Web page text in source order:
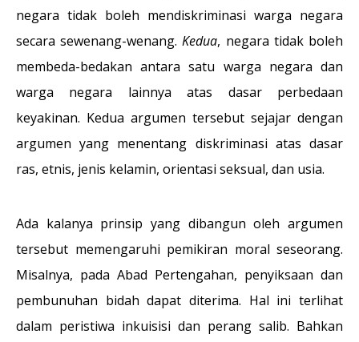
negara tidak boleh mendiskriminasi warga negara
secara sewenang-wenang.Kedua, negara tidak boleh
membeda-bedakan antara satu warga negara dan
warga negara lainnya atas dasar perbedaan
keyakinan. Kedua argumen tersebut sejajar dengan
argumen yang menentang diskriminasi atas dasar
ras, etnis, jenis kelamin, orientasi seksual, dan usia.
Ada kalanya prinsip yang dibangun oleh argumen
tersebut memengaruhi pemikiran moral seseorang.
Misalnya, pada Abad Pertengahan, penyiksaan dan
pembunuhan bidah dapat diterima. Hal ini terlihat
dalam peristiwa inkuisisi dan perang salib. Bahkan